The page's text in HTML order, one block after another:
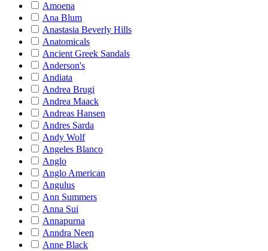
Amoena
Ana Blum
Anastasia Beverly Hills
Anatomicals
Ancient Greek Sandals
Anderson's
Andiata
Andrea Brugi
Andrea Maack
Andreas Hansen
Andres Sarda
Andy Wolf
Angeles Blanco
Anglo
Anglo American
Angulus
Ann Summers
Anna Sui
Annapurna
Anndra Neen
Anne Black